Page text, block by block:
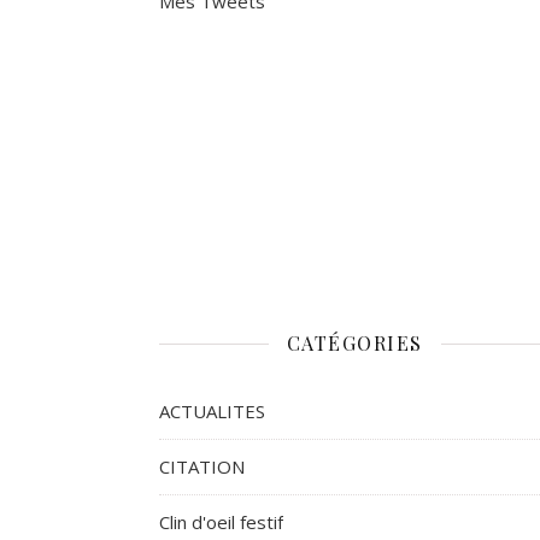
CATÉGORIES
ACTUALITES
CITATION
Clin d'oeil festif